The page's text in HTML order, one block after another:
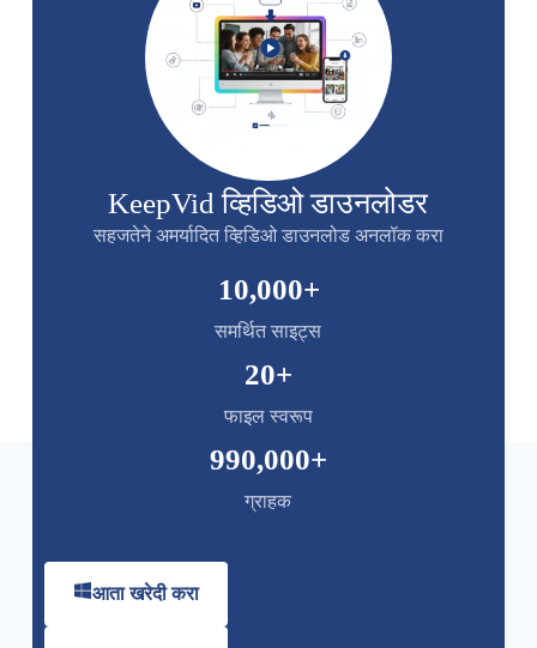
KeepVid व्हिडिओ डाउनलोडर
सहजतेने अमर्यादित व्हिडिओ डाउनलोड अनलॉक करा
समर्थित साइट्स
10,000+
फाइल स्वरूप
20+
ग्राहक
990,000+
आता खरेदी करा